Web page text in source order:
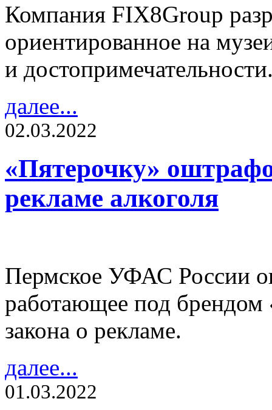
Компания FIX8Group
ориентированное на
и
далее...
02.03.2022
«Пятерочку»
рекламе алкоголя
Пермское УФАС России
работающее под брендом
закона о рекламе.
далее...
01.03.2022